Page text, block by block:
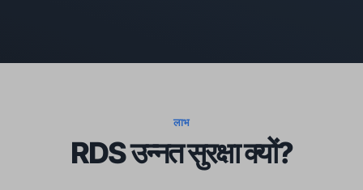
लाभ
RDS उन्नत सुरक्षा क्यों?